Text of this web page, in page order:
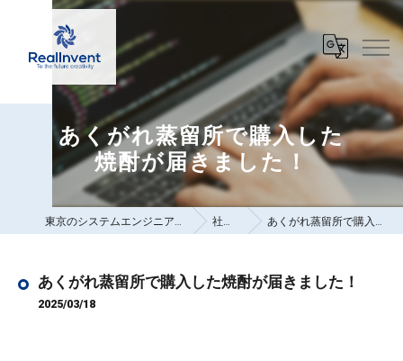
あくがれ蒸留所で購入した
焼酎が届きました！
東京のシステムエンジニアは株式会社リアルインベント 社員ブログ あくがれ蒸留所で購入した焼酎が届きました！
あくがれ蒸留所で購入した焼酎が届きました！
2025/03/18